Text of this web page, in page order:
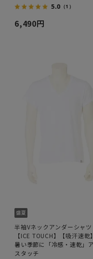
5.0 （1）
6,490円
半袖Vネックアンダーシャツ
【ICE TOUCH】【吸汗速乾】
暑い季節に「冷感・速乾」
スタッチ